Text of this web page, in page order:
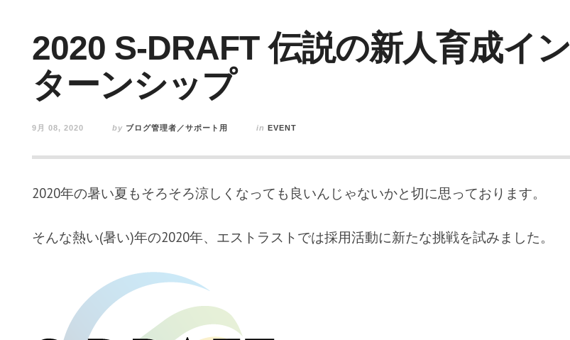
2020 S-DRAFT 伝説の新人育成イン
ターンシップ
9月 08, 2020 by ブログ管理者／サポート用 in EVENT
2020年の暑い夏もそろそろ涼しくなっても良いんじゃないかと切に思っております。
そんな熱い(暑い)年の2020年、エストラストでは採用活動に新たな挑戦を試みました。